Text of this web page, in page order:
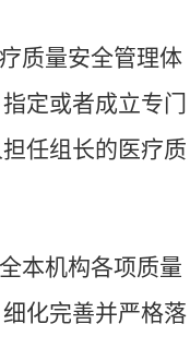
质量安全管理体
定或者成立专门
任组长的医疗质
本机构各项质量
化完善并严格落